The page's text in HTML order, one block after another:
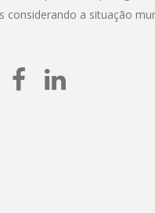
a situação